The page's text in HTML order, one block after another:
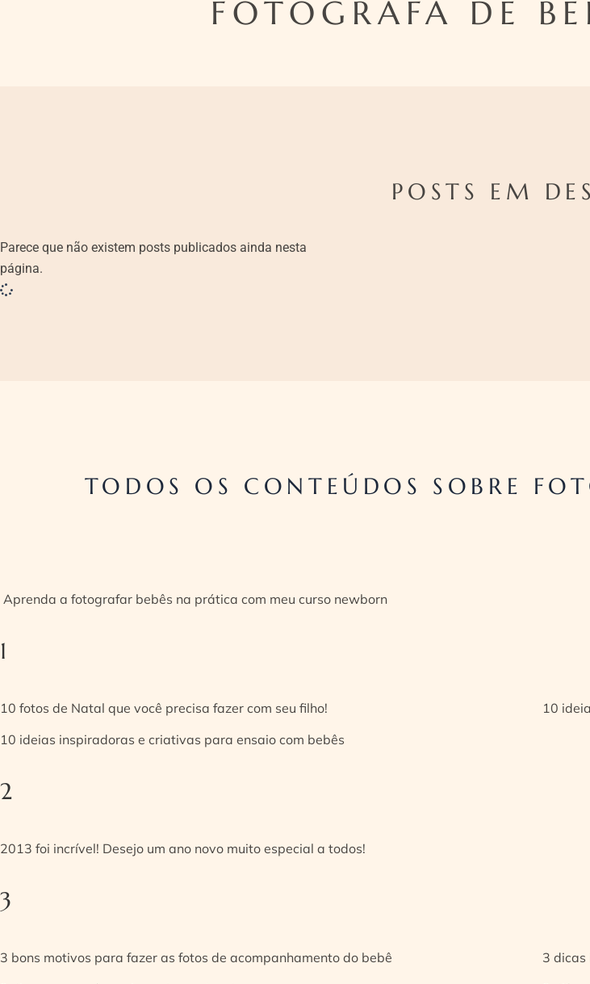
FOTOGRAFA DE
POSTS EM
Parece que não existem posts publicados ainda nesta
página.
TODOS OS CONTEÚDOS SOBRE
Aprenda a fotografar bebês na prática com meu curso newborn
1
10 fotos de Natal que você precisa fazer com seu filho!
10
10 ideias inspiradoras e criativas para ensaio com bebês
2
2013 foi incrível! Desejo um ano novo muito especial a todos!
3
3 bons motivos para fazer as fotos de acompanhamento do bebê
3 dicas